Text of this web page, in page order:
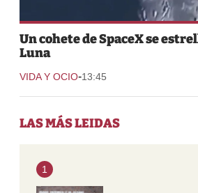
Un cohete de SpaceX se
Luna
VIDA Y OCIO-13:45
LAS MÁS LEIDAS
1